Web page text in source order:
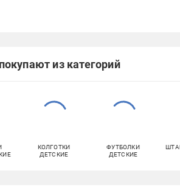
из категорий
КОЛГОТКИ
ДЕТСКИЕ
ФУТБОЛКИ
ДЕТСКИЕ